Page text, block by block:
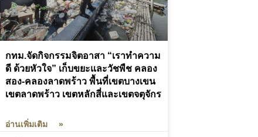
กทม.จัดกิจกรรมจิตอาสา “เราทำความ
ดี ด้วยหัวใจ” เก็บขยะและวัชพืช คลอง
สอง-คลองลาดพร้าว พื้นที่เขตบางเขน
เขตลาดพร้าว เขตหลักสี่และเขตจตุจักร
อ่านเพิ่มเติม »